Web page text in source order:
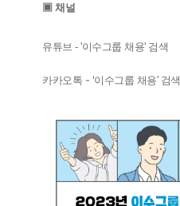
▣ 채널
유튜브 - '이수그룹 채용' 검색
카카오톡 - '이수그룹 채용' 검색